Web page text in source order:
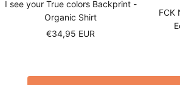
I see your True colors Backprint -
Organic Shirt
Sale
€34,95 EUR
FCK